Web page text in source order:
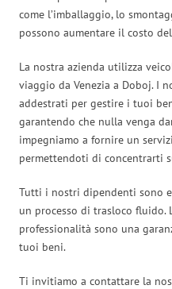
come l’imballaggio, lo
possono aumentare il costo
La nostra azienda utilizza
viaggio da Venezia a Doboj. I
addestrati per gestire i tuoi
garantendo che nulla venga
impegniamo a fornire un
permettendoti di concentrarti
Tutti i nostri dipendenti sono
un processo di trasloco fluido.
professionalità sono una
tuoi beni.
Ti invitiamo a contattare la